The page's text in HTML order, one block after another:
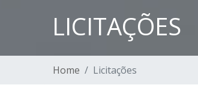
LICITAÇÕES
Home Licitações